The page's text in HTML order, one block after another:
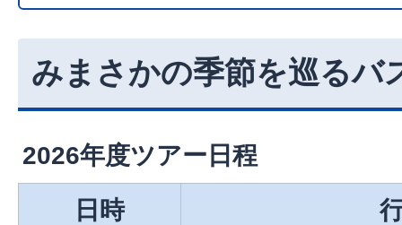
みまさかの季節を巡るバ
2026年度ツアー日程
日時